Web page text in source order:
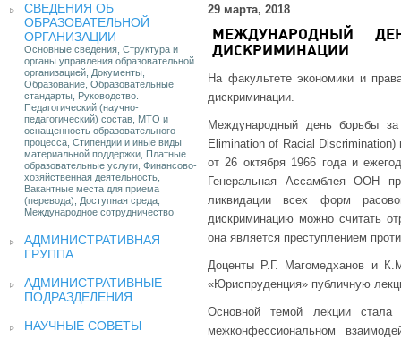
СВЕДЕНИЯ ОБ
ОБРАЗОВАТЕЛЬНОЙ
ОРГАНИЗАЦИИ
Основные сведения, Структура и
органы управления образовательной
организацией, Документы,
Образование, Образовательные
стандарты, Руководство.
Педагогический (научно-
педагогический) состав, МТО и
оснащенность образовательного
процесса, Стипендии и иные виды
материальной поддержки, Платные
образовательные услуги, Финансово-
хозяйственная деятельность,
Вакантные места для приема
(перевода), Доступная среда,
Международное сотрудничество
АДМИНИСТРАТИВНАЯ
ГРУППА
АДМИНИСТРАТИВНЫЕ
ПОДРАЗДЕЛЕНИЯ
НАУЧНЫЕ СОВЕТЫ
29 марта, 2018
МЕЖДУНАРОДНЫЙ
ДИСКРИМИНАЦИИ
На факультете экономики и
дискриминации.
Международный день борьбы
Elimination of Racial
от 26 октября 1966 года и
Генеральная Ассамблея ООН
ликвидации всех форм
дискриминацию можно считать
она является преступлением
Доценты Р.Г. Магомедханов и
«Юриспруденция» публичную
Основной темой лекции стала
межконфессиональном